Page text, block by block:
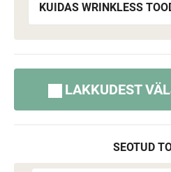
KUIDAS WRINKLESS
LAKKUDEST
SEOTUD